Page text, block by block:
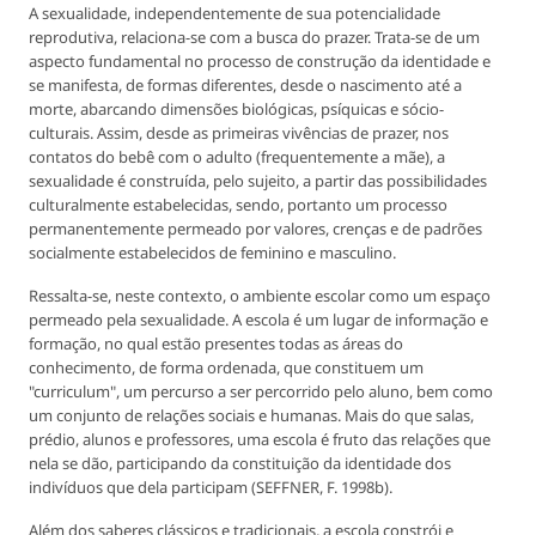
A sexualidade, independentemente de sua potencialidade
reprodutiva, relaciona-se com a busca do prazer. Trata-se de um
aspecto fundamental no processo de construção da identidade e
se manifesta, de formas diferentes, desde o nascimento até a
morte, abarcando dimensões biológicas, psíquicas e sócio-
culturais. Assim, desde as primeiras vivências de prazer, nos
contatos do bebê com o adulto (frequentemente a mãe), a
sexualidade é construída, pelo sujeito, a partir das possibilidades
culturalmente estabelecidas, sendo, portanto um processo
permanentemente permeado por valores, crenças e de padrões
socialmente estabelecidos de feminino e masculino.
Ressalta-se, neste contexto, o ambiente escolar como um espaço
permeado pela sexualidade. A escola é um lugar de informação e
formação, no qual estão presentes todas as áreas do
conhecimento, de forma ordenada, que constituem um
"curriculum", um percurso a ser percorrido pelo aluno, bem como
um conjunto de relações sociais e humanas. Mais do que salas,
prédio, alunos e professores, uma escola é fruto das relações que
nela se dão, participando da constituição da identidade dos
indivíduos que dela participam (SEFFNER, F. 1998b).
Além dos saberes clássicos e tradicionais, a escola constrói e